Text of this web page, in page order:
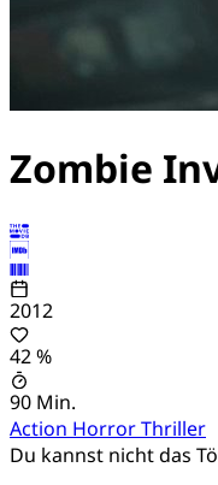
Zombie
2012
42 %
90 Min.
Action HorrorThriller
Du kannst nicht das